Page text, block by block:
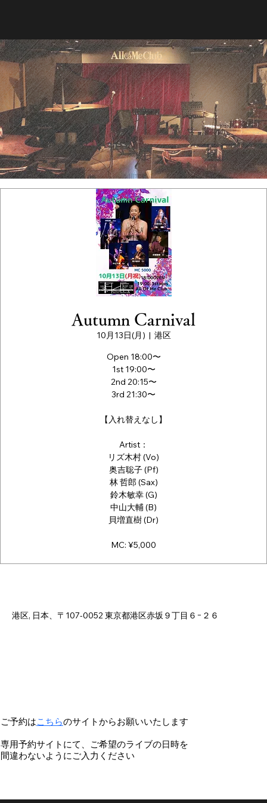
ご予約はこちらのサイトからお願いいたします
専用予約サイトにて、ご希望のライブの日時を
間違わないようにご入力ください
Autumn Carnival
10月13日(月)
  |
港区
Open 18:00〜
1st 19:00〜
2nd 20:15〜
3rd 21:30〜
【入れ替えなし】
Artist：
リズ木村 (Vo)
奥吉聡子 (Pf)
林 哲郎 (Sax)
鈴木敏幸 (G)
中山大輔 (B)
貝増直樹 (Dr)
MC: ¥5,000
港区, 日本、〒107-0052 東京都港区赤坂９丁目６−２６